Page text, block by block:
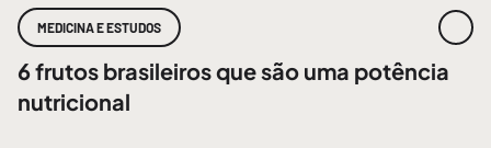
MEDICINA E ESTUDOS
6 frutos brasileiros que são uma potência
nutricional